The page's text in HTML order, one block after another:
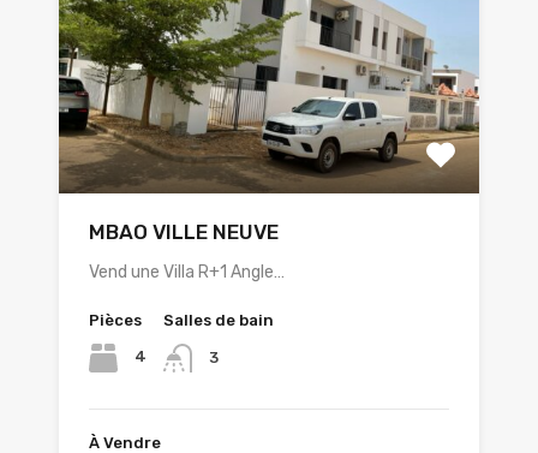
MBAO VILLE NEUVE
Vend une Villa R+1 Angle…
Pièces
4
Salles de bain
3
À Vendre